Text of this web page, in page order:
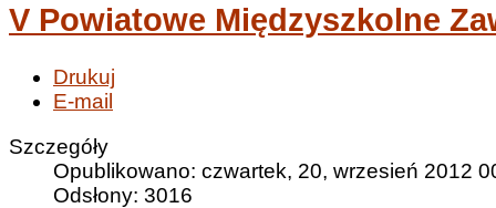
V Powiatowe Międzyszkolne
Drukuj
E-mail
Szczegóły
Opublikowano: czwartek, 20, wrzesień 2012
Odsłony: 3016